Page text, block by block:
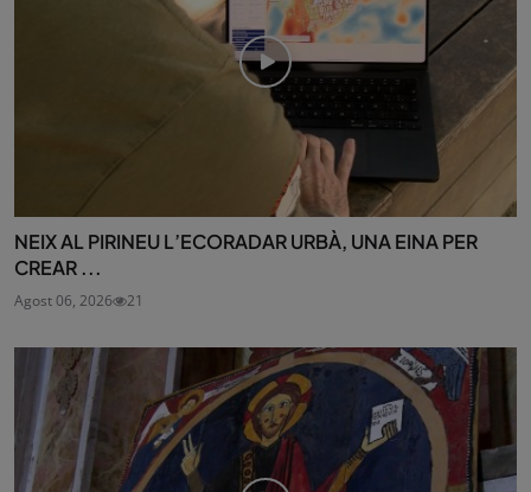
NEIX AL PIRINEU L’ECORADAR URBÀ, UNA EINA PER
CREAR ...
Agost 06, 2026 21